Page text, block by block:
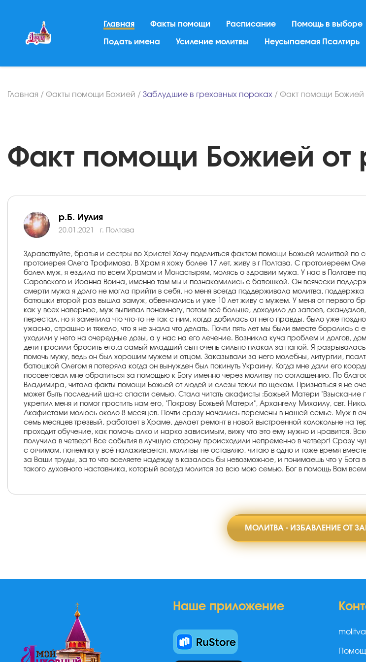
Главная Факты помощи Расписание Помощь в выборе
Подать имена Усиление молитвы Неусыпаемая Псалтирь
Главная / Факты помощи Божией / Заблудшие в греховных пороках / Факт помощи Божией
Факт помощи Божией от
р.Б. Иулия
20.01.2021 г. Полтава
Здравствуйте, братья и сестры во Христе! Хочу поделиться фактом помощи Божьей молитвой
протоиерея Олега Трофимова. В Храм я хожу более 17 лет, живу в г Полтава. С протоиереем
болел муж, я ездила по всем Храмам и Монастырям, молясь о здравии мужа. У нас в Полтаве
Саровского и Иоанна Воина, именно там мы и познакомились с батюшкой. Он всячески
смерти мужа я долго не могла прийти в себя, но меня всегда поддерживала молитва,
батюшки второй раз вышла замуж, обвенчались и уже 10 лет живу с мужем. У меня от первого
как у всех наверное, муж выпивал понемногу, потом всё больше, доходило до запоев,
перестал, но я заметила что что-то не так с ним, когда добилась от него правды, было уже
ужасно, страшно и тяжело, что я не знала что делать. Почти пять лет мы были вместе боролись
уходили у него на очередные дозы, а у нас на его лечение. Возникла куча проблем и долгов,
дети просили бросить его,а самый младший сын очень сильно плакал за папой. Я
помочь мужу, ведь он был хорошим мужем и отцом. Заказывали за него молебны, литургии,
батюшкой Олегом я потеряла когда он вынужден был покинуть Украину. Когда мне дали его
посоветовал мне обратиться за помощью к Богу именно через молитву по соглашению. По
Владимира, читала факты помощи Божьей от людей и слезы текли по щекам. Признаться я не
может быть последний шанс спасти семью. Стала читать акафисты :Божьей Матери "Взыскание
укрепил меня и помог простить нам его, "Покрову Божьей Матери", Архангелу Михаилу, свт.
Акафистами молюсь около 8 месяцев. Почти сразу начались перемены в нашей семье. Муж в
семь месяцев трезвый, работает в Храме, делает ремонт в новой выстроенной колокольне на
проходит обучение, как помочь алко и нарко зависимым, вижу что это ему нужно и нравится.
получила в четверг! Все события в лучшую сторону происходили непременно в четверг! Сразу
с отчимом, понемногу всё налаживается, молитвы не оставляю, читаю в одно и тоже время
за Ваши труды, за то что вселяете надежду в казалось бы невозможное, и понимаешь что у
такого духовного наставника, который всегда молится за всю мою семью. Бог в помощь Вам всем
МОЛИТВА - ИЗБАВЛЕНИЕ ОТ
Наше приложение